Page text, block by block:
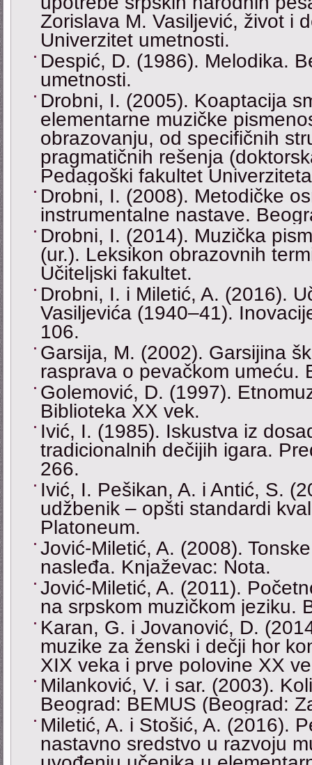
Zorislava M. Vasiljević, život i
Univerzitet umetnosti.
Despić, D. (1986). Melodika.
umetnosti.
Drobni, I. (2005). Koaptacija
elementarne muzičke
obrazovanju, od specifičnih
pragmatičnih rešenja
Pedagoški fakultet
Drobni, I. (2008). Metodičke
instrumentalne nastave.
Drobni, I. (2014). Muzička
(ur.). Leksikon obrazovnih
Učiteljski fakultet.
Drobni, I. i Miletić, A. (2016).
Vasiljevića (1940–41).
106.
Garsija, М. (2002). Garsijina
rasprava o pevačkom umeću.
Golemović, D. (1997).
Biblioteka XX vek.
Ivić, I. (1985). Iskustva iz
tradicionalnih dečijih igara.
266.
Ivić, I. Pešikan, A. i Antić, S.
udžbenik – opšti standardi
Platoneum.
Jović-Miletić, A. (2008).
nasleđa. Knjaževac: Nota.
Jović-Miletić, A. (2011).
na srpskom muzičkom jeziku.
Karan, G. i Jovanović, D.
muzike za ženski i dečji hor
XIX veka i prve polovine XX
Milanković, V. i sar. (2003).
Beograd: BEMUS (Beograd:
Miletić, A. i Stošić, A. (2016).
nastavno sredstvo u razvoju